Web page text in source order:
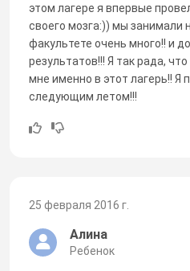
этом лагере я впервые
своего мозга:)) мы
факультете очень много!! и
результатов!!! Я так рада,
мне именно в этот лагерь!! Я
следующим летом!!!
25 февраля 2016 г.
Алина
Ребенок